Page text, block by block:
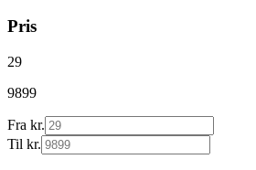
Pris
29
9899
Fra kr.
Til kr.